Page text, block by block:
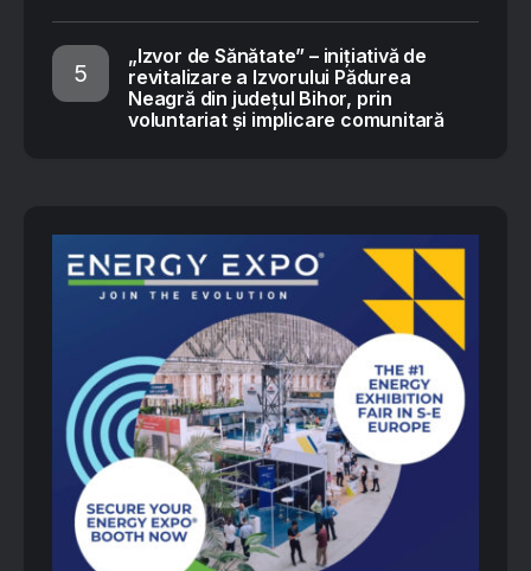
„Izvor de Sănătate” – inițiativă de
revitalizare a Izvorului Pădurea
Neagră din județul Bihor, prin
voluntariat și implicare comunitară